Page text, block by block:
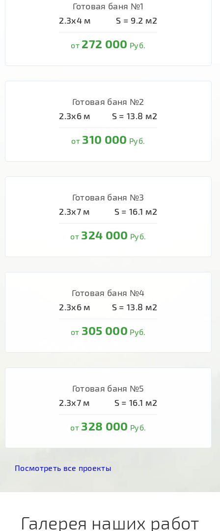
Готовая баня №1
2.3х4м S = 9.2 м2
от 272 000 Руб.
Готовая баня №2
2.3х6м S = 13.8 м2
от 310 000 Руб.
Готовая баня №3
2.3х7м S = 16.1 м2
от 324 000 Руб.
Готовая баня №4
2.3х6м S = 13.8 м2
от 305 000 Руб.
Готовая баня №5
2.3х7м S = 16.1 м2
от 328 000 Руб.
Посмотреть все проекты
Галерея наших работ